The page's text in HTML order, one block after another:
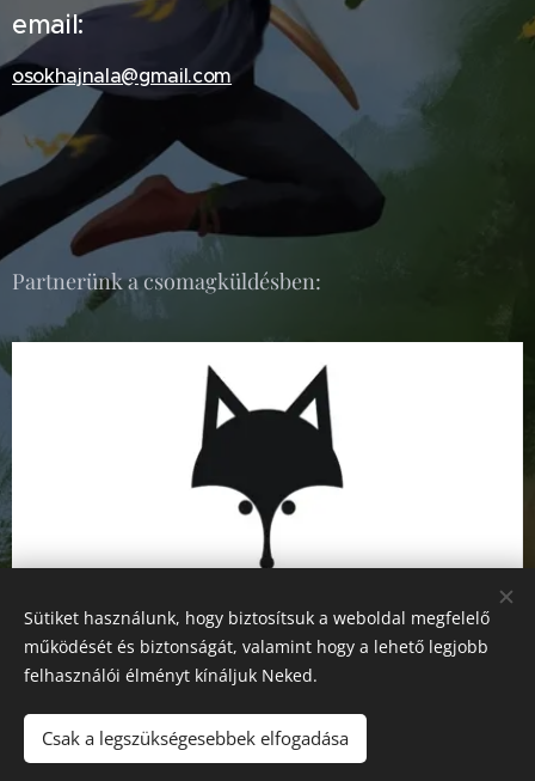
email:
osokhajnala@gmail.com
Partnerünk a csomagküldésben:
Sütiket használunk, hogy biztosítsuk a weboldal megfelelő
működését és biztonságát, valamint hogy a lehető legjobb
felhasználói élményt kínáljuk Neked.
Csak a legszükségesebbek elfogadása